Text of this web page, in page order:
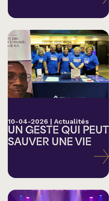
10-04-2026 | Actualités
UN GESTE QUI PEUT
SAUVER UNE VIE